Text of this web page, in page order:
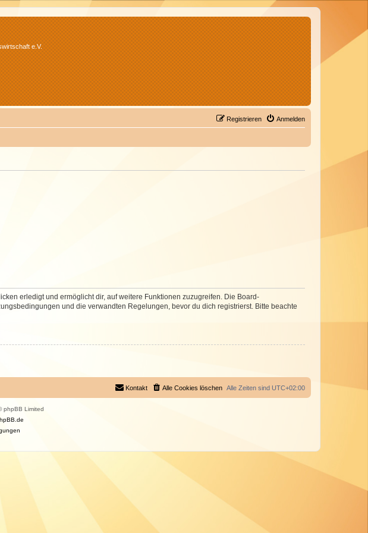
e.V.
Anmelden
Registrieren
erledigt und ermöglicht dir, auf weitere Funktionen zuzugreifen. Die Board-
und die verwandten Regelungen, bevor du dich registrierst. Bitte beachte
Alle Zeiten sind UTC+02:00
Alle Cookies löschen
Kontakt
phpBB Limited